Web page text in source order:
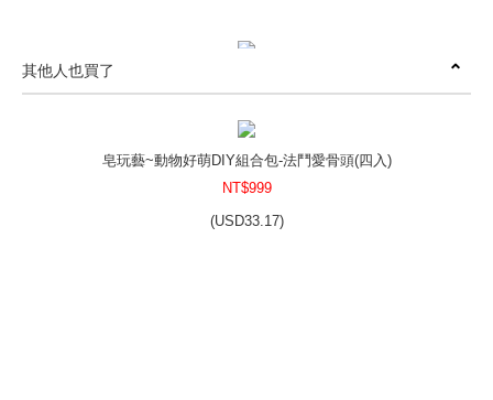
USD39.84)
其他人也買了
皂玩藝~動物好萌DIY組合包-法鬥愛骨頭(四入)
NT$999
(USD33.17)